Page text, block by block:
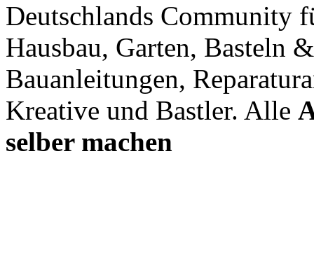
Deutschlands Community
Hausbau, Garten, Basteln
Bauanleitungen,
Kreative und Bastler. Alle
selber machen